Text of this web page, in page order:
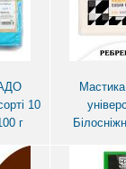
10
г